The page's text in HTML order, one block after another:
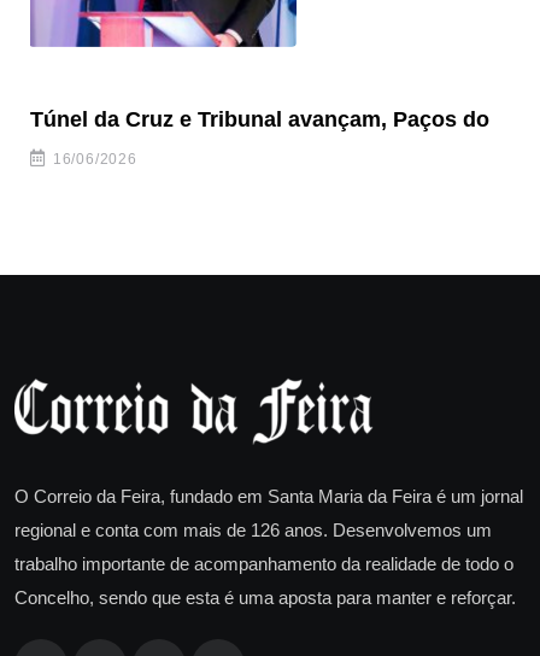
Túnel da Cruz e Tribunal avançam, Paços do
16/06/2026
O Correio da Feira, fundado em Santa Maria da Feira é um jornal
regional e conta com mais de 126 anos. Desenvolvemos um
trabalho importante de acompanhamento da realidade de todo o
Concelho, sendo que esta é uma aposta para manter e reforçar.